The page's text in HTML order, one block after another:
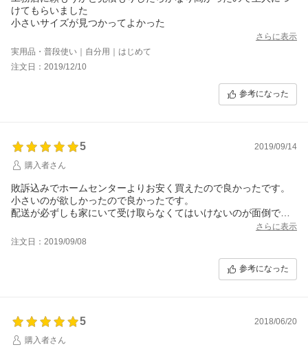
けてもらいました
小さいサイズが見つかってよかった
さらに表示
実用品・普段使い｜自分用｜はじめて
注文日：2019/12/10
参考になった
5
2019/09/14
購入者さん
敗訴込みでホームセンターよりお安く買えたので良かったです。
小さいのが欲しかったので良かったです。
配送が必ずしも家にいて受け取らなくてはいけないのが面倒でし
さらに表示
注文日：2019/09/08
参考になった
5
2018/06/20
購入者さん